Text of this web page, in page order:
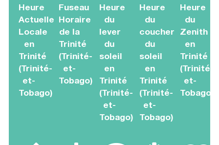
Heure
Actuelle
Locale
en
Trinité
(Trinité-
et-
Tobago)
Fuseau
Horaire
de la
Trinité
(Trinité-
et-
Tobago)
Heure
du
lever
du
soleil
en
Trinité
(Trinité-
et-
Tobago)
Heure
du
coucher
du
soleil
en
Trinité
(Trinité-
et-
Tobago)
Heure
du
Zenith
en
Trinité
(Trinité-
et-
Tobago)